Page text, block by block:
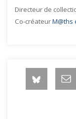
Directeur de
Co-créateurM@ths